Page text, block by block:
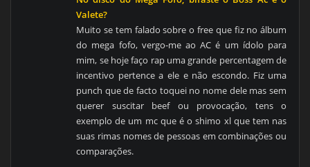
Valete?
Muito se tem falado sobre o free que fiz no álbum
do mega fofo, vergo-me ao AC é um ídolo para
mim, se hoje faço rap uma grande percentagem de
incentivo pertence a ele e não escondo. Fiz uma
punch que de facto toquei no nome dele mas sem
querer suscitar beef ou provocação, tens o
exemplo de um mc que é o shimo xl que tem nas
suas rimas nomes de pessoas em combinações ou
comparações.